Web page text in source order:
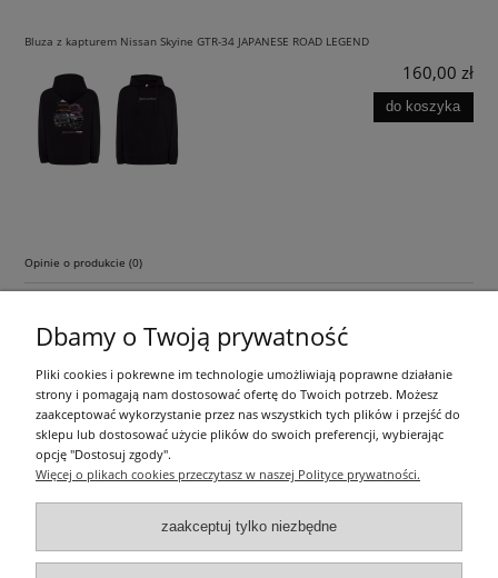
Bluza z kapturem Nissan Skyine GTR-34 JAPANESE ROAD LEGEND
160,00 zł
do koszyka
Opinie o produkcie (0)
Dostawa
Dbamy o Twoją prywatność
Pliki cookies i pokrewne im technologie umożliwiają poprawne działanie
strony i pomagają nam dostosować ofertę do Twoich potrzeb. Możesz
zaakceptować wykorzystanie przez nas wszystkich tych plików i przejść do
sklepu lub dostosować użycie plików do swoich preferencji, wybierając
opcję "Dostosuj zgody".
Więcej o plikach cookies przeczytasz w naszej Polityce prywatności.
zaakceptuj tylko niezbędne